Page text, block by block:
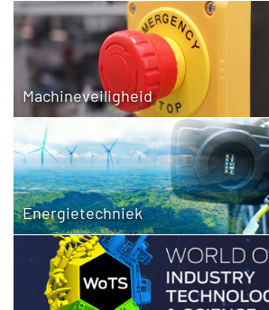
Machineveiligheid
Energietechniek